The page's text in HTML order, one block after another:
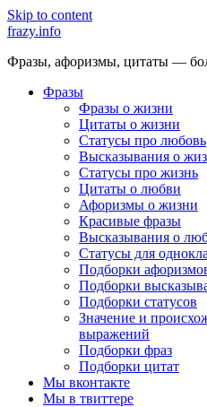
Skip to content
frazy.info
Фразы, афоризмы, цитаты —
Фразы
Фразы о жизни
Цитаты о жизни
Статусы про любовь
Высказывания о
Статусы про жизнь
Цитаты о любви
Афоризмы о жизни
Красивые фразы
Высказывания о
Статусы для
Подборки
Подборки
Подборки статусов
Значение и
выражений
Подборки фраз
Подборки цитат
Мы вконтакте
Мы в твиттере